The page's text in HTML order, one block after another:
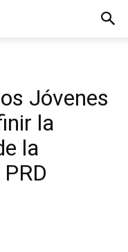
Jóvenes
la
la